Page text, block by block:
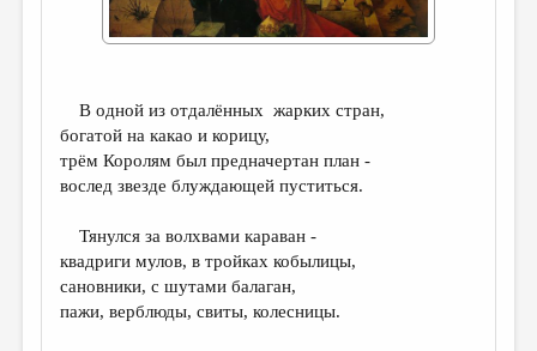
КОНКУРСЫ
КНИЖНАЯ ПОЛКА
ОБЗОР ЛИТЕРАТУРЫ
ОБЪЯВЛЕНИЯ
КОЛОНКА РЕДАКТОРА
В одной из отдалённых жарких стран,
богатой на какао и корицу,
трём Королям был предначертан план -
вослед звезде блуждающей пуститься.
Тянулся за волхвами караван -
квадриги мулов, в тройках кобылицы,
сановники, с шутами балаган,
пажи, верблюды, свиты, колесницы.